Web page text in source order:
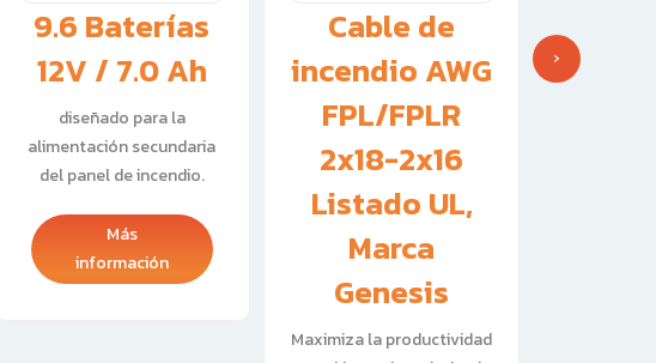
9.6 Baterías
12V / 7.0 Ah
diseñado para la
alimentación secundaria
del panel de incendio.
Más
información
Cable de
incendio AWG
FPL/FPLR
2x18-2x16
Listado UL,
Marca
Genesis
Maximiza la productividad
›